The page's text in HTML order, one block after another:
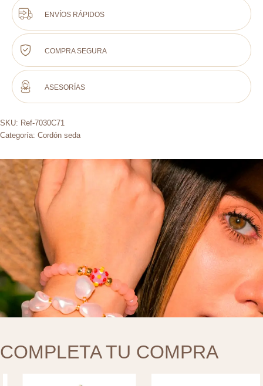
ENVÍOS RÁPIDOS
COMPRA SEGURA
ASESORÍAS
SKU: Ref-7030C71
Categoría: Cordón seda
COMPLETA TU COMPRA